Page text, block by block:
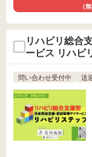
（
リハビリ総合
ービス リハビ
問い合わせ受付中 送